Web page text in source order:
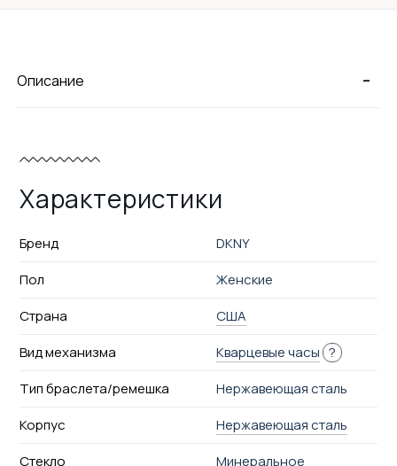
-
Описание
Характеристики
Бренд
DKNY
Пол
Женские
Страна
США
Вид механизма
Кварцевые часы ?
Тип браслета/ремешка
Нержавеющая сталь
Корпус
Нержавеющая сталь
Стекло
Минеральное